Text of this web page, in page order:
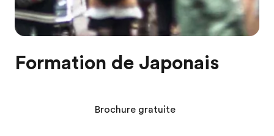
Formation de Japonais
Brochure gratuite